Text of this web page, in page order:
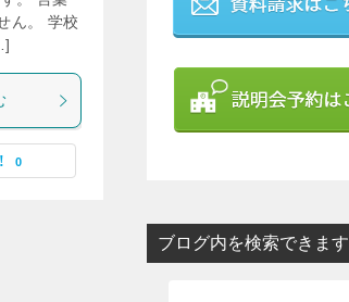
ん。 学校
0
ブログ内を検索できます